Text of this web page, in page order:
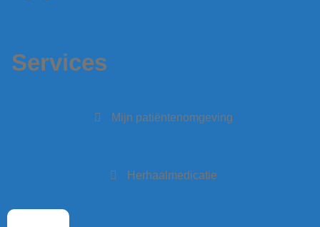
Services
Mijn patiëntenomgeving
Herhaalmedicatie